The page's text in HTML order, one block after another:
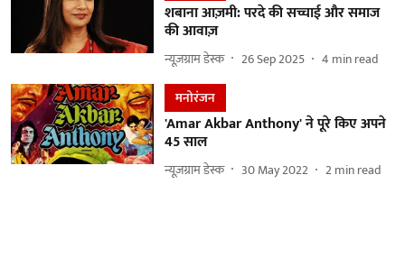
शबाना आज़मी: परदे की सच्चाई और समाज
की आवाज़
न्यूज़ग्राम डेस्क 26 Sep 2025 4 min read
मनोरंजन
'Amar Akbar Anthony' ने पूरे किए अपने
45 साल
न्यूज़ग्राम डेस्क 30 May 2022 2min read